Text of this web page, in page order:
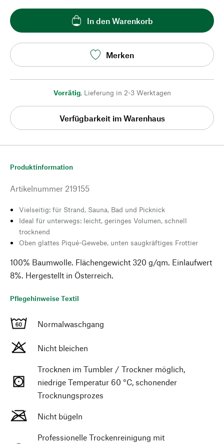
In den Warenkorb
Merken
Vorrätig, Lieferung in 2-3 Werktagen
Verfügbarkeit im Warenhaus
Produktinformation
Artikelnummer 219155
Vielseitig: für Strand, Sauna, Bad und Picknick
Ideal für unterwegs: leicht, geringes Volumen, schnell
trocknend
Oben glattes Piqué-Gewebe, unten saugkräftiges Frottier
100% Baumwolle. Flächengewicht 320 g/qm. Einlaufwert
8%. Hergestellt in Österreich.
Pflegehinweise Textil
Normalwaschgang
Nicht bleichen
Trocknen im Tumbler / Trockner möglich,
niedrige Temperatur 60 °C, schonender
Trocknungsprozes
Nicht bügeln
Professionelle Trockenreinigung mit